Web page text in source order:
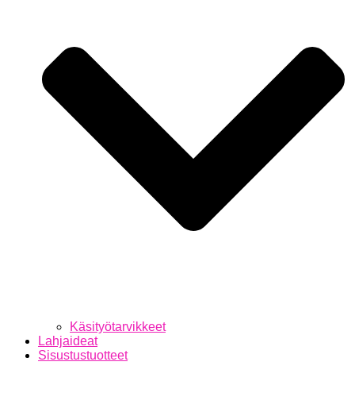
Käsityötarvikkeet
Lahjaideat
Sisustustuotteet